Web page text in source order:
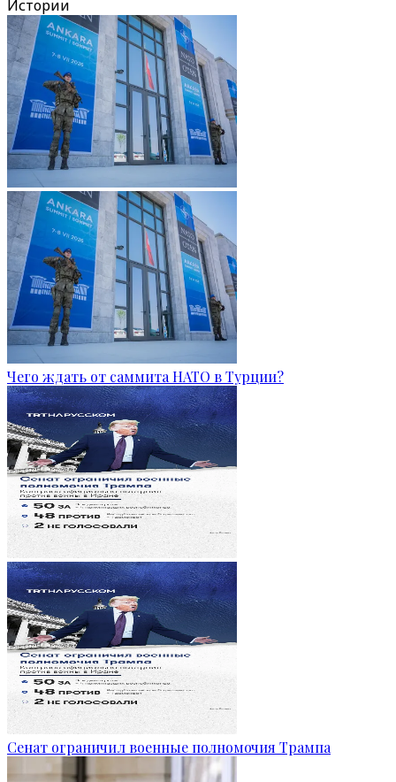
Истории
Чего ждать от саммита НАТО в Турции?
Сенат ограничил военные полномочия Трампа